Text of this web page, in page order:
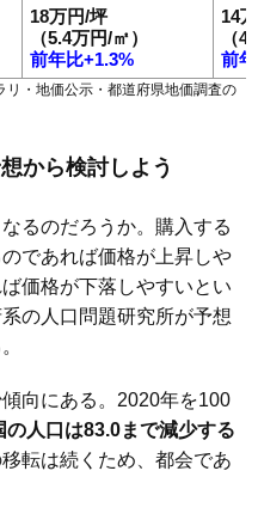
18万円/坪
（5.4万円/㎡）
前年比+1.3%
14
（
前
リ・地価公示・都道府県地価調査の
から検討しよう
るのだろうか。購入する
であれば価格が上昇しや
価格が下落しやすいとい
の人口問題研究所が予想
向にある。2020年を100
人口は83.0まで減少する
転は続くため、都会であ